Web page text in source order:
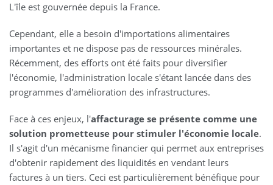
L'île est gouvernée depuis la France.
Cependant, elle a besoin d'importations alimentaires
importantes et ne dispose pas de ressources minérales.
Récemment, des efforts ont été faits pour diversifier
l'économie, l'administration locale s'étant lancée dans des
programmes d'amélioration des infrastructures.
Face à ces enjeux, l'affacturage se présente comme une
solution prometteuse pour stimuler l'économie locale.
Il s'agit d'un mécanisme financier qui permet aux entreprises
d'obtenir rapidement des liquidités en vendant leurs
factures à un tiers. Ceci est particulièrement bénéfique pour